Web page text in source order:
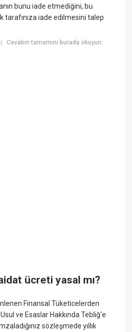
bunu iade etmediğini, bu
tarafınıza iade edilmesini talep
Cevabın tamamını burada okuyun:
ücreti yasal mı?
Finansal Tüketicelerden
ve Esaslar Hakkında Tebliğ'e
sözleşmede yıllık